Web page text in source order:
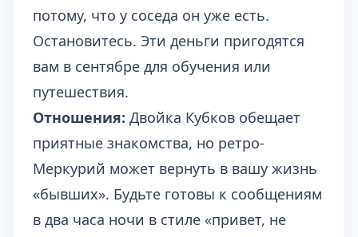
потому, что у соседа он уже есть.
Остановитесь. Эти деньги пригодятся
вам в сентябре для обучения или
путешествия.
Отношения: Двойка Кубков обещает
приятные знакомства, но ретро-
Меркурий может вернуть в вашу жизнь
«бывших». Будьте готовы к сообщениям
в два часа ночи в стиле «привет, не